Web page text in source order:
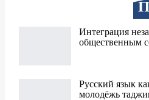
П
Интеграция
общественным
Русский язык
молодёжь